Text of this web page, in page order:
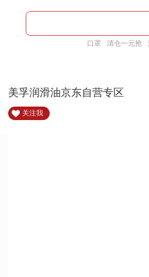
口罩 清仓一元抢
美孚润滑油京东自营专区
关注我